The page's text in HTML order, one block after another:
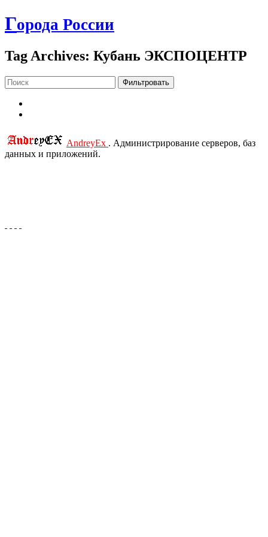
Города России
Tag Archives: Кубань ЭКСПОЦЕНТР
Фильтровать
AndreyEx . Администрирование серверов, баз
данных и приложений.